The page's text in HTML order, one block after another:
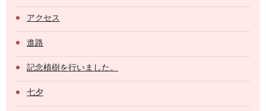
アクセス
進路
記念植樹を行いました。
七夕